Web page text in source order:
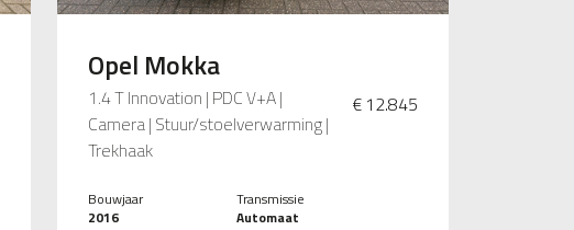
Opel Mokka
1.4 T Innovation | PDC V+A |
Camera | Stuur/stoelverwarming |
Trekhaak
€ 12.845
Bouwjaar
2016
Transmissie
Automaat